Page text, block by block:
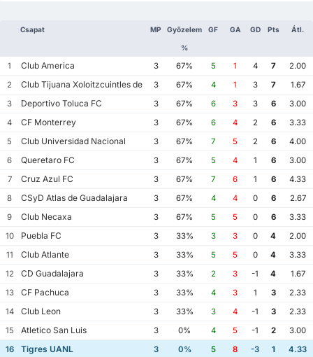
Csapat MP Győzelem
%
GF GA GD Pts Átl.
1 Club America 3 67% 5 1 4 7
2.00
2
Club Tijuana Xoloitzcuintles de Caliente
3 67% 4 1 3 7
1.67
3
Deportivo Toluca FC 3 67% 6 3 3 6
3.00
4
CF Monterrey 3 67% 6 4 2 6
3.33
5
Club Universidad Nacional 3 67% 7 5 2 6
4.00
6
Queretaro FC 3 67% 5 4 1 6
3.00
7
Cruz Azul FC 3 67% 7 6 1 6
4.33
8
CSyD Atlas de Guadalajara 3 67% 4 4 0 6
2.67
9
Club Necaxa 3 67% 5 5 0 6
3.33
10
Puebla FC 3 33% 3 3 0 4
2.00
11
Club Atlante 3 33% 5 5 0 4
3.33
12
CD Guadalajara 3 33% 2 3 -1 4
1.67
13
CF Pachuca 3 33% 4 3 1 3
2.33
14
Club Leon 3 33% 3 4 -1 3
2.33
15
Atletico San Luis 3 0% 4 5 -1 2
3.00
16
Tigres UANL 3 0% 5 8 -3 1
4.33